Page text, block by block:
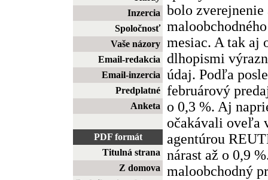
Inzercia
Spoločnosť
Vaše názory
Email-redakcia
Email-inzercia
Predplatné
Anketa
PDF formát
Titulná strana
Z domova
bolo
mesiac. A tak aj
dlhopismi
údaj. Podľa
februárový
o 0,3 %. Aj
očakávali oveľa
agentúrou
nárast až o 0,9
maloobchodný